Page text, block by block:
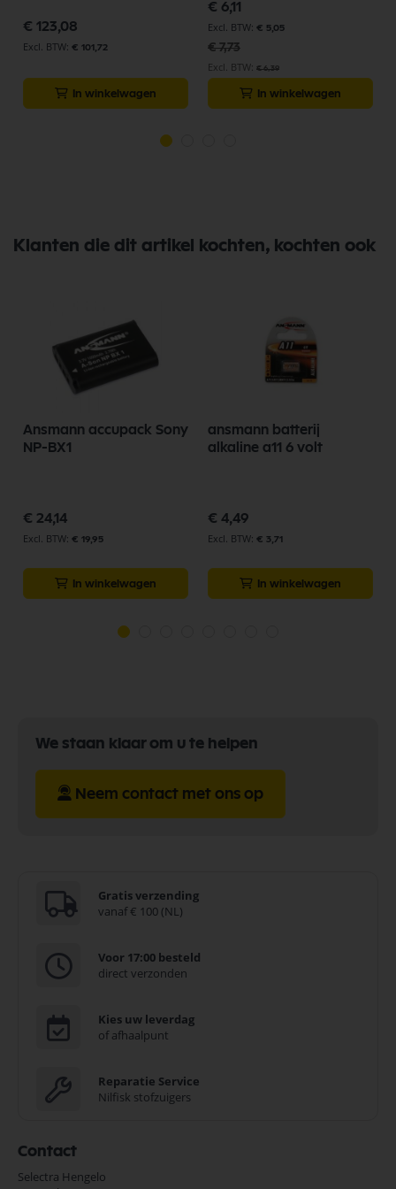
€ 123,08
€ 101,72
In winkelwagen
prijs
€ 6,11
€ 5,05
€ 7,73
€ 6,39
In winkelwagen
Klanten die dit artikel kochten, kochten ook
Ansmann accupack Sony
NP-BX1
€ 24,14
€ 19,95
In winkelwagen
ansmann batterij
alkaline a11 6 volt
€ 4,49
€ 3,71
In winkelwagen
We staan klaar om u te helpen
Neem contact met ons op
Gratis verzending
vanaf € 100 (NL)
Voor 17:00 besteld
direct verzonden
Kies uw leverdag
of afhaalpunt
Reparatie Service
Nilfisk stofzuigers
Contact
Selectra Hengelo